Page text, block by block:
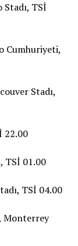
TSİ
Cumhuriyeti,
Stadı,
22.00
TSİ 01.00
TSİ 04.00
Monterrey